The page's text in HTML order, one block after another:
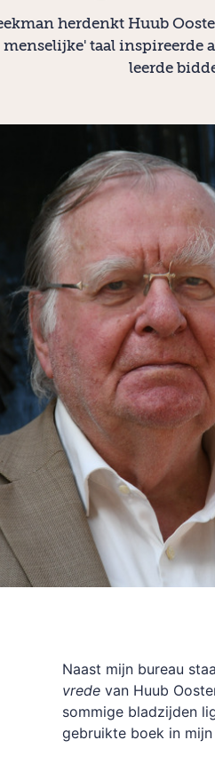
herdenkt Huub
taal inspireerde
leerde
Naast mijn bureau
vredevan Huub
sommige bladzijden
gebruikte boek in